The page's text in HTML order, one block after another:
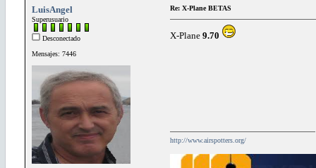
LuisAngel
Superusuario
Desconectado
Mensajes: 7446
Re: X-Plane BETAS
X-Plane 9.70
http://www.airspotters.org/